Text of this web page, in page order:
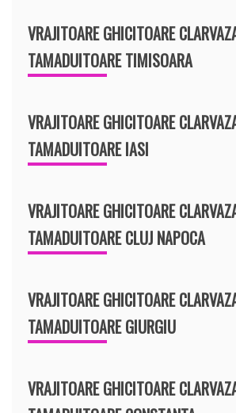
VRAJITOARE GHICITOARE
TAMADUITOARE TIMISOARA
VRAJITOARE GHICITOARE
TAMADUITOARE IASI
VRAJITOARE GHICITOARE
TAMADUITOARE CLUJ NAPOCA
VRAJITOARE GHICITOARE
TAMADUITOARE GIURGIU
VRAJITOARE GHICITOARE